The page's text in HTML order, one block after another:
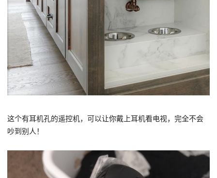
这个有耳机孔的遥控机，可以让你戴上耳机看电视，完全不会
吵到别人！